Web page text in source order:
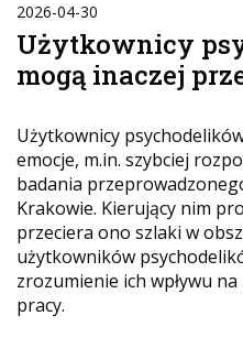
2026-04-30
Użytkownicy
mogą inaczej
Użytkownicy
emocje, m.in. szybciej
badania
Krakowie. Kierujący nim
przeciera ono szlaki w
użytkowników
zrozumienie ich wpływu
pracy.